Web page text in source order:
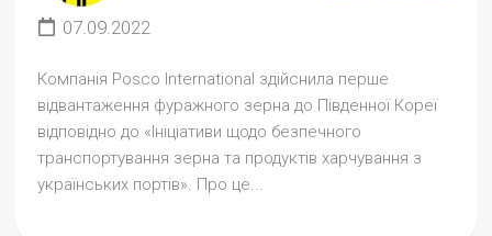
07.09.2022
Компанія Posco International здійснила перше
відвантаження фуражного зерна до Південної Кореї
відповідно до «Ініціативи щодо безпечного
транспортування зерна та продуктів харчування з
українських портів». Про це...